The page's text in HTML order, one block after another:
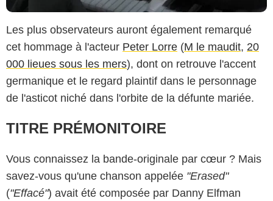
Les plus observateurs auront également remarqué
cet hommage à l'acteur Peter Lorre (M le maudit, 20
000 lieues sous les mers), dont on retrouve l'accent
germanique et le regard plaintif dans le personnage
de l'asticot niché dans l'orbite de la défunte mariée.
TITRE PRÉMONITOIRE
Vous connaissez la bande-originale par cœur ? Mais
savez-vous qu'une chanson appelée "Erased"
("Effacé") avait été composée par Danny Elfman